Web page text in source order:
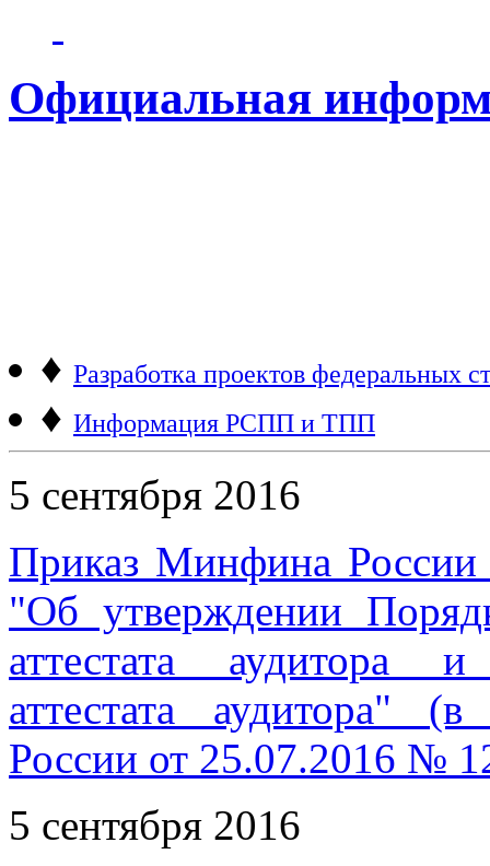
Официальная
♦ Разработка проектов федеральных
♦ Информация РСПП и ТПП
5 сентября 2016
Приказ Минфина
"Об утверждении
аттестата аудитора
аттестата аудитора"
России от 25.07.2016 №
5 сентября 2016